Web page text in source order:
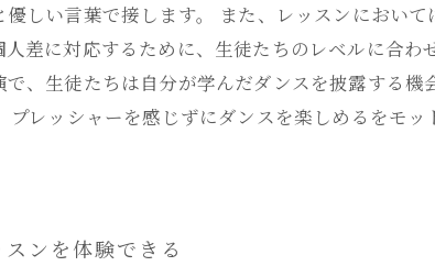
しい言葉で接します。 また、レッスンにおい
差に対応するために、生徒たちのレベルに合
、生徒たちは自分が学んだダンスを披露する
プレッシャーを感じずにダンスを楽しめるをモ
ンを体験できる